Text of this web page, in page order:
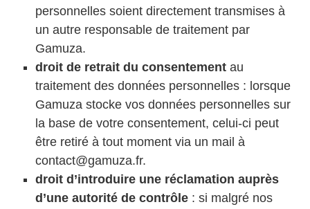
personnelles soient directement transmises à
un autre responsable de traitement par
Gamuza.
droit de retrait du consentement au
traitement des données personnelles : lorsque
Gamuza stocke vos données personnelles sur
la base de votre consentement, celui-ci peut
être retiré à tout moment via un mail à
contact@gamuza.fr.
droit d’introduire une réclamation auprès
d’une autorité de contrôle : si malgré nos